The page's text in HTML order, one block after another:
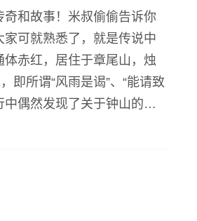
和故事！米叔偷偷告诉你
可就熟悉了，就是传说中
赤红，居住于章尾山，烛
即所谓“风雨是谒”、“能请致
中偶然发现了关于钟山的记